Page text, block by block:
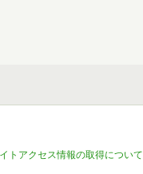
トアクセス情報の取得について